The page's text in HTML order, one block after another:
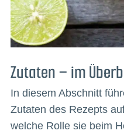
Zutaten – im
In diesem Abschnitt
Zutaten des Rezepts
welche Rolle sie beim